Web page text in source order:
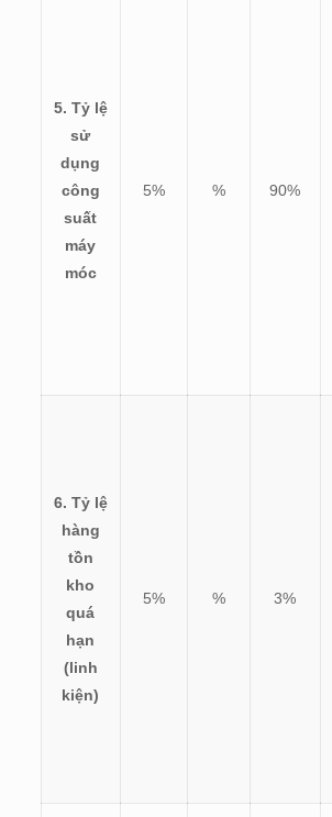
5. Tỷ lệ
sử
dụng
công
suất
máy
móc
5% % 90%
6. Tỷ lệ
hàng
tồn
kho
quá
hạn
(linh
kiện)
5% % 3%